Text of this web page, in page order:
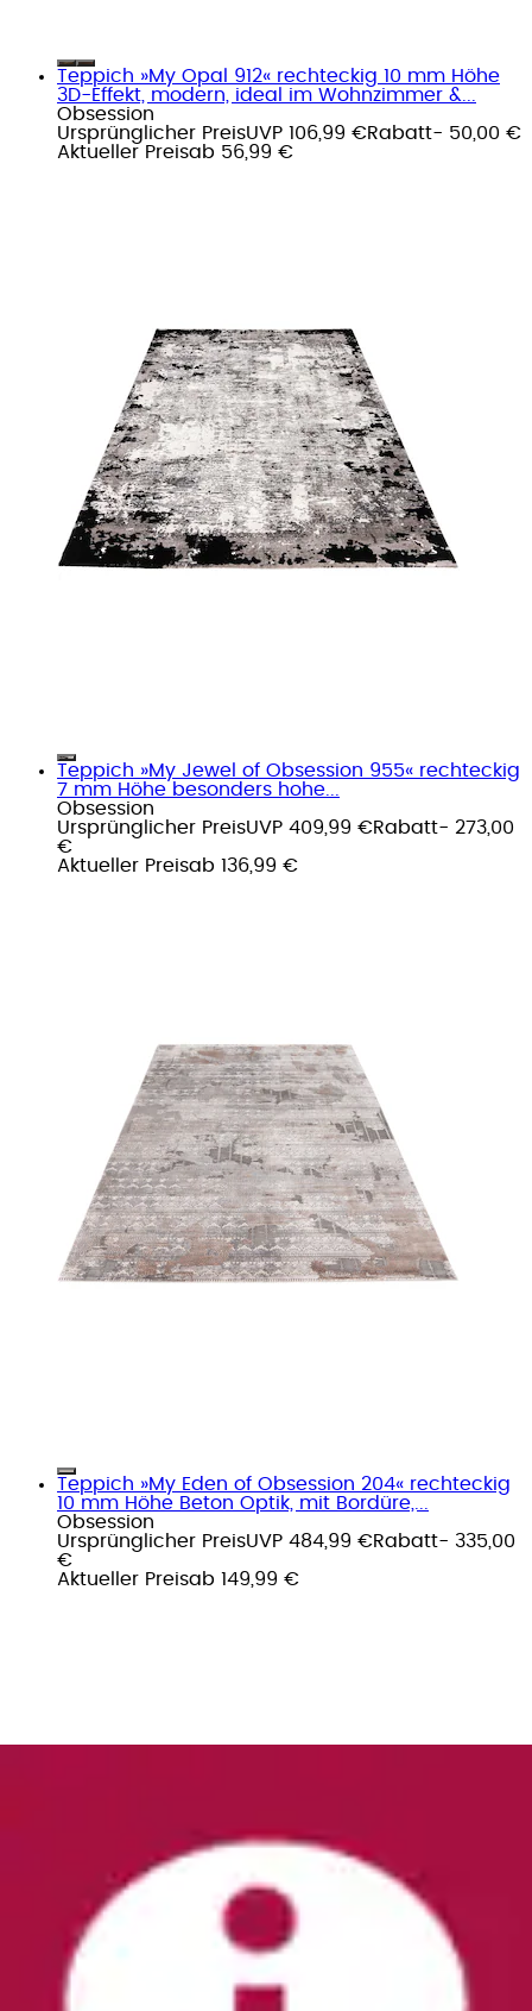
Teppich »My Opal 912« rechteckig 10 mm Höhe
3D-Effekt, modern, ideal im Wohnzimmer &...
Obsession
Ursprünglicher PreisUVP 106,99 €Rabatt- 50,00 €
Aktueller Preisab 56,99 €
Teppich »My Jewel of Obsession 955« rechteckig
7 mm Höhe besonders hohe...
Obsession
Ursprünglicher PreisUVP 409,99 €Rabatt- 273,00
€
Aktueller Preisab 136,99 €
Teppich »My Eden of Obsession 204« rechteckig
10 mm Höhe Beton Optik, mit Bordüre,...
Obsession
Ursprünglicher PreisUVP 484,99 €Rabatt- 335,00
€
Aktueller Preisab 149,99 €